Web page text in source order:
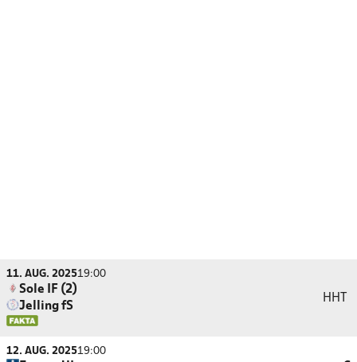
11. AUG. 202519:00
Sole IF (2)
Jelling fS
HHT
12. AUG. 202519:00